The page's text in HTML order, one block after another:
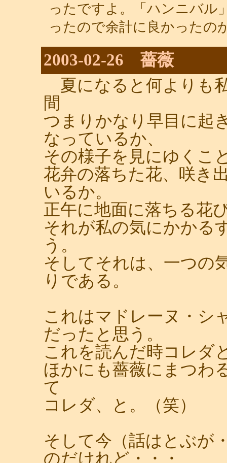
ったですよ。「ハンニバル
ったので余計に良かったの
2003-02-26 薔薇
夏になると何よりも
間
つまりかなり早目に起
なっているか、
その様子を見にゆくこ
花弁の落ちた花、咲き
いるか。
正午に地面に落ちる花
それが私の気にかかる
う。
そしてそれは、一つの
りである。
これはマドレーヌ・シ
だったと思う。
これを読んだ時コレダ
ほかにも薔薇にまつわ
て
コレダ、と。（笑）
そして今（話はとぶが
のだけれど・・・